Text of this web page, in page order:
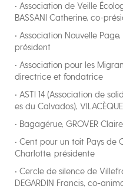
• Association de Veille
BASSANI Catherine, co-
• Association Nouvelle
président
• Association pour les
directrice et fondatrice
• ASTI 14 (Association de
es du Calvados),
• Bagagérue, GROVER
• Cent pour un toit Pays de
Charlotte, présidente
• Cercle de silence de
DEGARDIN Francis, co-